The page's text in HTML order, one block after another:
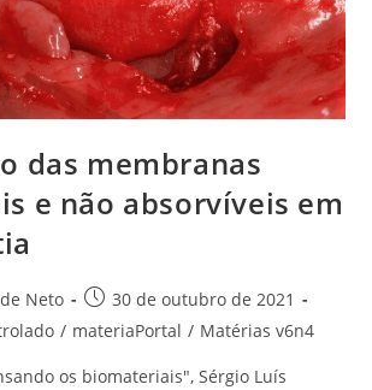
das membranas
e não absorvíveis em
Neto
30 de outubro de 2021
/ materiaPortal / Matérias v6n4
os biomateriais", Sérgio Luís